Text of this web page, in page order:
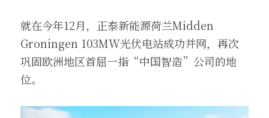
就在今年12月，正泰新能源荷兰Midden
Groningen 103MW光伏电站成功并网，再次
巩固欧洲地区首屈一指“中国智造”公司的地
位。